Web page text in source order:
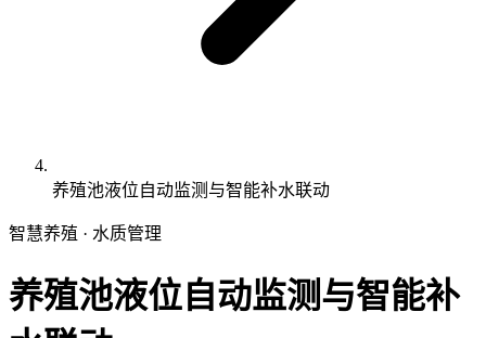
养殖池液位自动监测与智能补水联动
智慧养殖 · 水质管理
养殖池液位自动监测与智能补